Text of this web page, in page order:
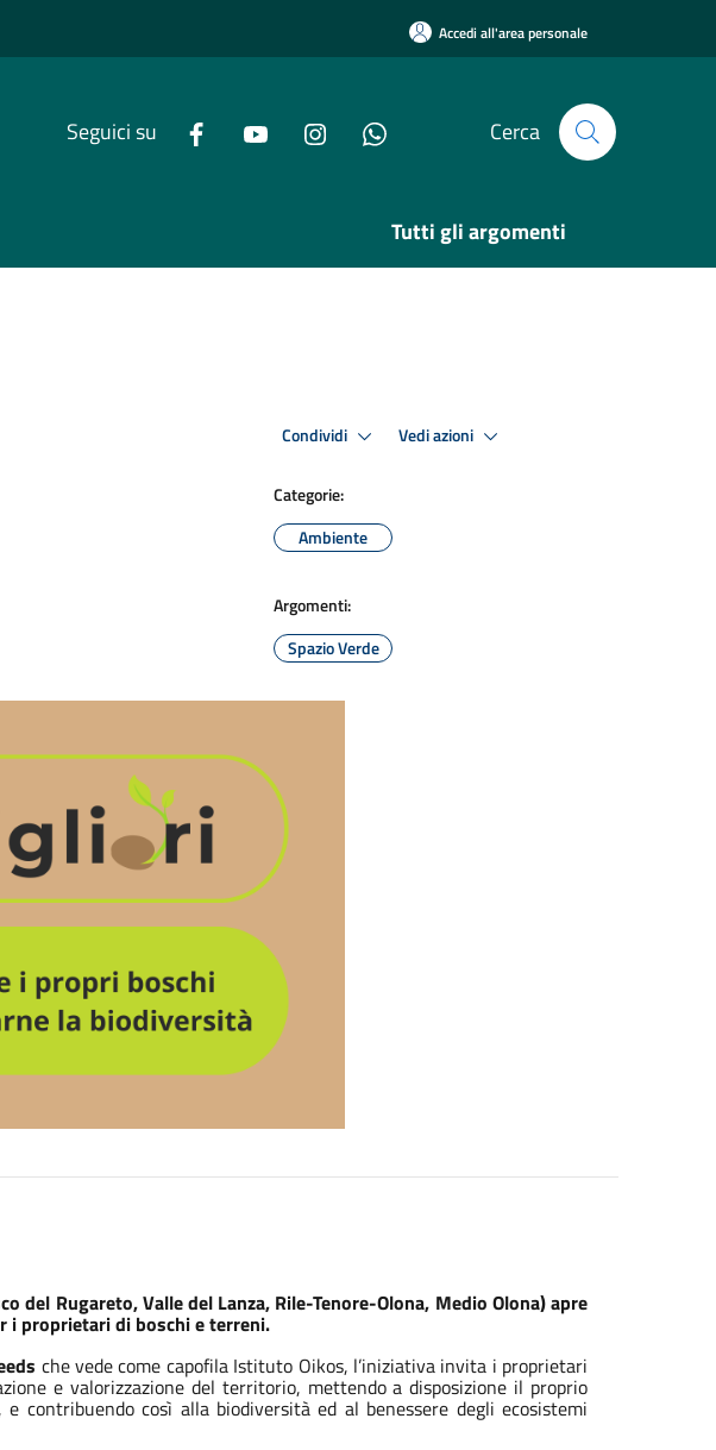
Accedi all'area personale
Seguici su Cerca
Tutti gli argomenti
Condividi Vedi azioni
Categorie:
Ambiente
Argomenti:
Spazio Verde
del Rugareto, Valle del Lanza, Rile-Tenore-Olona, Medio Olona) apre
i proprietari di boschi e terreni.
che vede come capofila Istituto Oikos, l’iniziativa invita i proprietari
e valorizzazione del territorio, mettendo a disposizione il proprio
contribuendo così alla biodiversità ed al benessere degli ecosistemi